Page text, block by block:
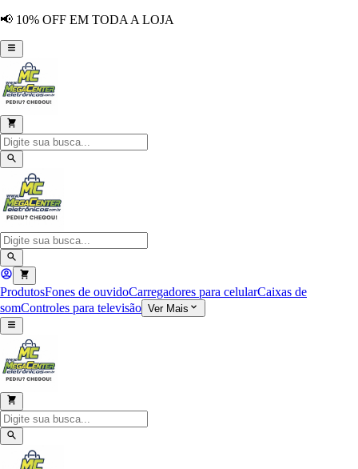
📢 10% OFF EM TODA A LOJA
ProdutosFones de ouvidoCarregadores para celularCaixas de
somControles para televisão Ver Mais